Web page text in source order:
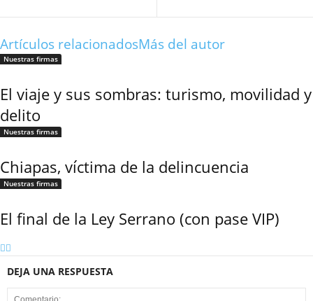
Twitter
Artículos relacionadosMás del autor
Nuestras firmas
El viaje y sus sombras: turismo, movilidad y
delito
Nuestras firmas
Chiapas, víctima de la delincuencia
Nuestras firmas
El final de la Ley Serrano (con pase VIP)
DEJA UNA RESPUESTA